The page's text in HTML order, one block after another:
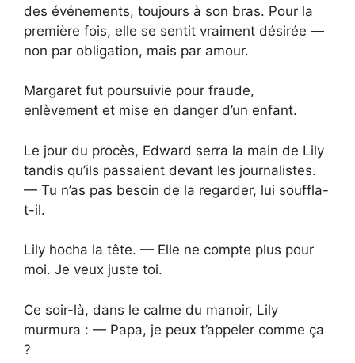
des événements, toujours à son bras. Pour la
première fois, elle se sentit vraiment désirée —
non par obligation, mais par amour.
Margaret fut poursuivie pour fraude,
enlèvement et mise en danger d’un enfant.
Le jour du procès, Edward serra la main de Lily
tandis qu’ils passaient devant les journalistes.
— Tu n’as pas besoin de la regarder, lui souffla-
t-il.
Lily hocha la tête. — Elle ne compte plus pour
moi. Je veux juste toi.
Ce soir-là, dans le calme du manoir, Lily
murmura : — Papa, je peux t’appeler comme ça
?